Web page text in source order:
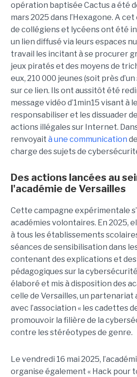
opération baptisée Cactus a été
mars 2025 dans l’Hexagone. A
de collégiens et lycéens ont été
un lien diffusé via leurs espaces
travail les incitant à se procurer
jeux piratés et des moyens de
eux, 210 000 jeunes (soit près
sur ce lien. Ils ont aussitôt été
message vidéo d’1min15 visant à
responsabiliser et les dissuader
actions illégales sur Internet.
renvoyait à une communication
charge des sujets de
Des actions lancées au
l'académie de Versailles
Cette campagne expérimentale
académies volontaires. En 2025,
à tous les établissements
séances de sensibilisation dans
contenant des explications et
pédagogiques sur la
élaboré et mis à disposition des
celle de Versailles, un partenariat
avec l’association « les cadettes
promouvoir la filière de la
contre les stéréotypes de genre.
Le vendredi 16 mai 2025,
organise également « Hack pour